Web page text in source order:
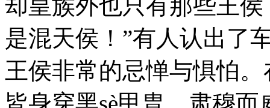
却皇族外也只有那些王
是混天侯！”有人认出了
王侯非常的忌惮与惧怕
皆身穿黑sè甲胄，肃穆